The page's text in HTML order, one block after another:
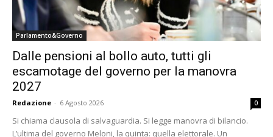
Parlamento&Governo
Dalle pensioni al bollo auto, tutti gli
escamotage del governo per la manovra
2027
Redazione - 6 Agosto 2026 0
Si chiama clausola di salvaguardia. Si legge manovra di bilancio.
L’ultima del governo Meloni, la quinta: quella elettorale. Un